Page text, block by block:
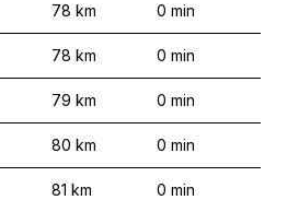
78 km 0 min
78 km 0 min
79 km 0 min
80 km 0 min
81 km 0 min